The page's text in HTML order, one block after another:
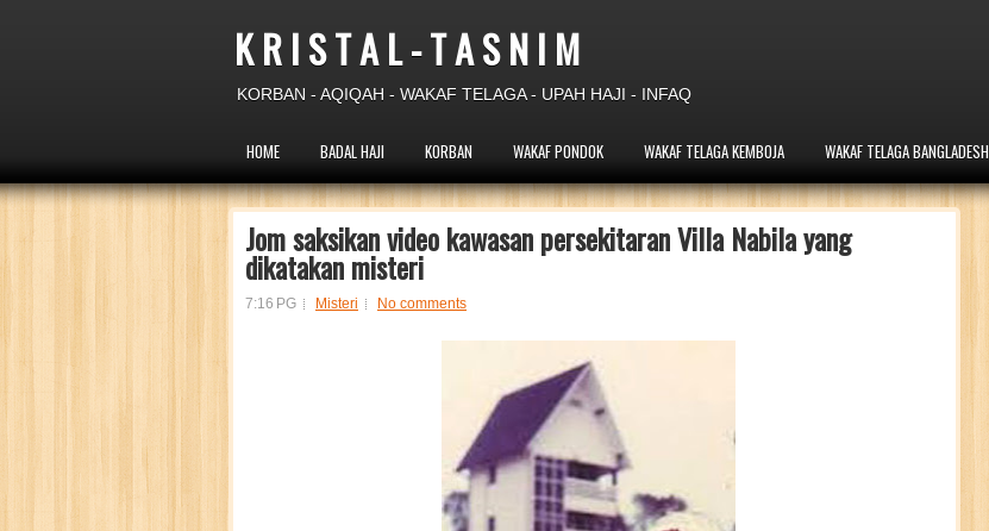
K R I S T A L - T A S N I M
KORBAN - AQIQAH - WAKAF TELAGA - UPAH HAJI - INFAQ
HOME BADAL HAJI KORBAN WAKAF PONDOK WAKAF TELAGA KEMBOJA WAKAF TELAGA BANGLADESH
Jom saksikan video kawasan persekitaran Villa Nabila yang
dikatakan misteri
7:16 PG Misteri No comments